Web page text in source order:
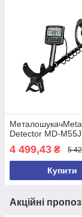
Detector MD-M55J
4 499,43 ₴ 5
Купити
Акційні